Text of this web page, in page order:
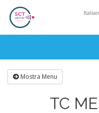
Mostra Menu
TC